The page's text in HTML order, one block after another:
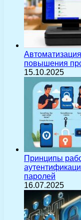
повышения
15.10.2025
Принципы
паролей
16.07.2025